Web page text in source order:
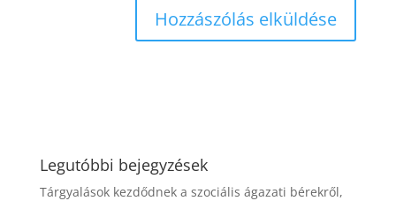
Legutóbbi bejegyzések
Tárgyalások kezdődnek a szociális ágazati bérekről,